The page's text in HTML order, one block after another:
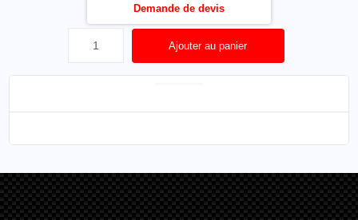
Ajouter au panier
Demande de devis